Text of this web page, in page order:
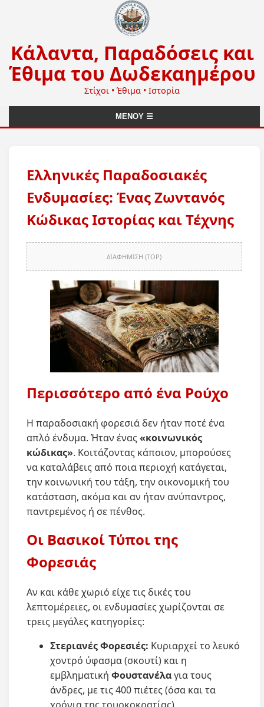
Κάλαντα, Παραδόσεις και
Έθιμα του Δωδεκαημέρου
Στίχοι • Έθιμα • Ιστορία
ΜΕΝΟΥ ☰
Ελληνικές Παραδοσιακές
Ενδυμασίες: Ένας Ζωντανός
Κώδικας Ιστορίας και Τέχνης
ΔΙΑΦΗΜΙΣΗ (TOP)
Περισσότερο από ένα Ρούχο
Η παραδοσιακή φορεσιά δεν ήταν ποτέ ένα
απλό ένδυμα. Ήταν ένας«κοινωνικός
κώδικας». Κοιτάζοντας κάποιον, μπορούσες
να καταλάβεις από ποια περιοχή κατάγεται,
την κοινωνική του τάξη, την οικονομική του
κατάσταση, ακόμα και αν ήταν ανύπαντρος,
παντρεμένος ή σε πένθος.
Οι Βασικοί Τύποι της
Φορεσιάς
Αν και κάθε χωριό είχε τις δικές του
λεπτομέρειες, οι ενδυμασίες χωρίζονται σε
τρεις μεγάλες κατηγορίες:
Στεριανές Φορεσιές: Κυριαρχεί το λευκό
χοντρό ύφασμα (σκουτί) και η
εμβληματική Φουστανέλαγια τους
άνδρες, με τις 400 πιέτες (όσα και τα